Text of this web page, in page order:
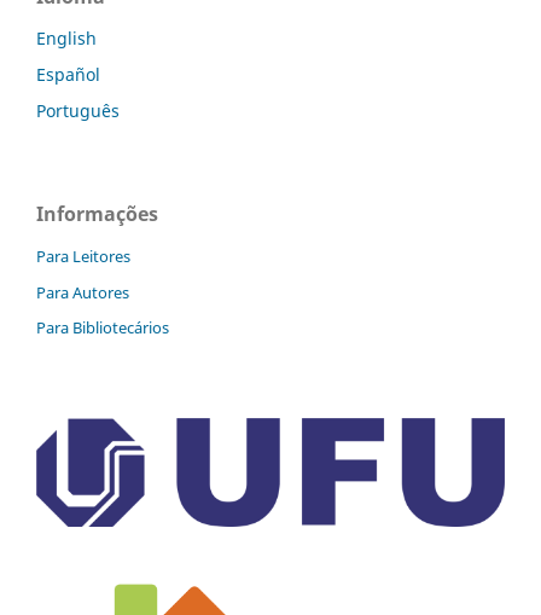
English
Español
Português
Informações
Para Leitores
Para Autores
Para Bibliotecários